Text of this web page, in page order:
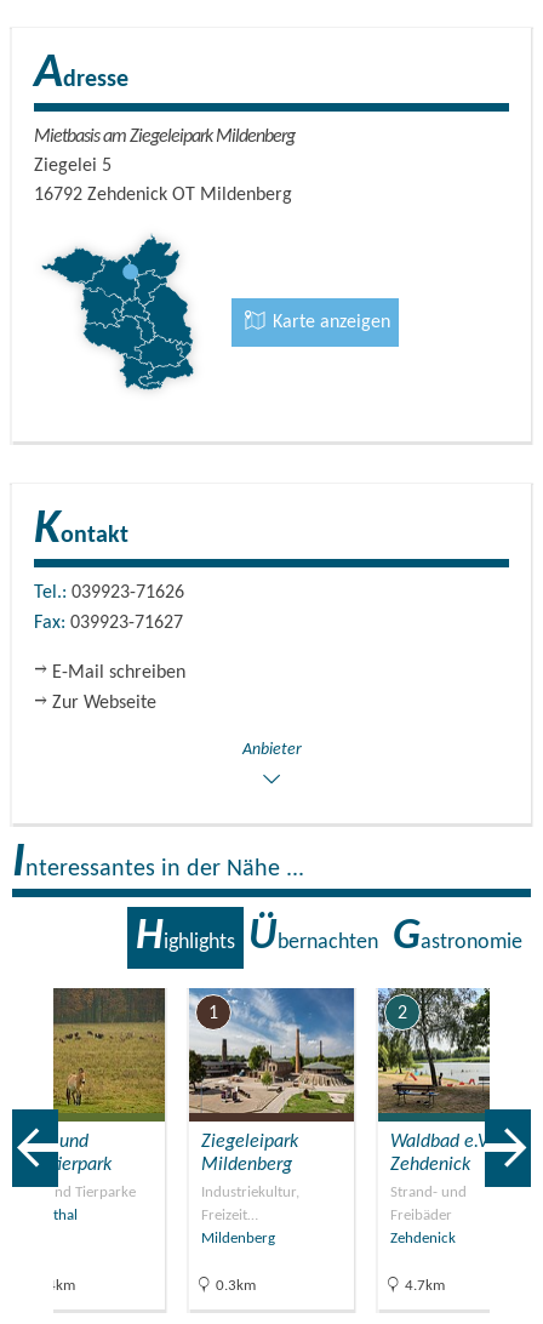
Adresse
Mietbasis am Ziegeleipark Mildenberg
Ziegelei 5
16792 Zehdenick OT Mildenberg
Karte anzeigen
Kontakt
Tel.: 039923-71626
Fax: 039923-71627
E-Mail schreiben
Zur Webseite
Anbieter
Interessantes in der Nähe ...
Highlights Übernachten Gastronomie
Wild- und
Haustierpark
Zoos und Tierparke
Liebenthal
18.4km
1
Ziegeleipark
Mildenberg
Industriekultur,
Freizeit…
Mildenberg
0.3km
2
Waldbad e.V.
Zehdenick
Strand- und
Freibäder
Zehdenick
4.7km